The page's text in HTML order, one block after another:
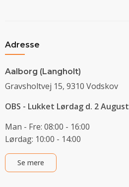
Adresse
Aalborg (Langholt)
Gravsholtvej 15, 9310 Vodskov
OBS - Lukket Lørdag d. 2 August
Man - Fre: 08:00 - 16:00
Lørdag: 10:00 - 14:00
Se mere